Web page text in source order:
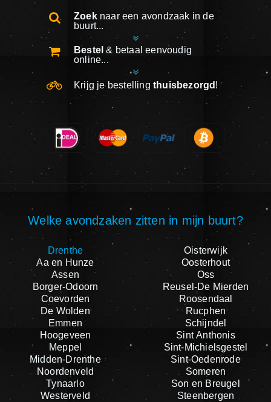
Zoeknaar een avondzaak in de
buurt...
Bestel & betaal eenvoudig
online...
Krijg je bestelling thuisbezorgd !
Welke avondzaken zitten in mijn buurt?
Drenthe
Aa en Hunze
Assen
Borger-Odoorn
Coevorden
De Wolden
Emmen
Hoogeveen
Meppel
Midden-Drenthe
Noordenveld
Tynaarlo
Westerveld
Oisterwijk
Oosterhout
Oss
Reusel-De Mierden
Roosendaal
Rucphen
Schijndel
Sint Anthonis
Sint-Michielsgestel
Sint-Oedenrode
Someren
Son en Breugel
Steenbergen